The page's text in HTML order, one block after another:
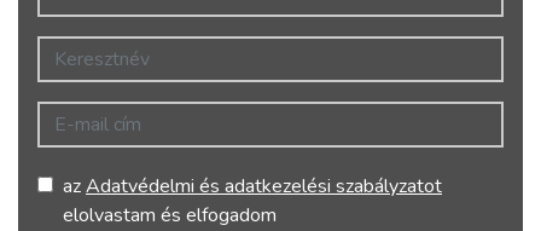
Keresztnév
E-mail cím
azAdatvédelmi és adatkezelési szabályzatot
elolvastam és elfogadom